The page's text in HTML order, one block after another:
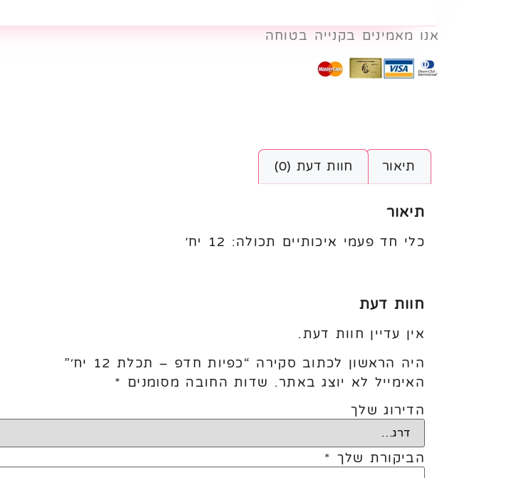
אנו מאמינים בקנייה בטוחה
תיאור חוות דעת (0)
תיאור
כלי חד פעמי איכותיים תכולה: 12 יח׳
חוות דעת
אין עדיין חוות דעת.
היה הראשון לכתוב סקירה “כפיות חדפ – תכלת 12 יח׳”
האימייל לא יוצג באתר. שדות החובה מסומנים *
הדירוג שלך
הביקורת שלך *